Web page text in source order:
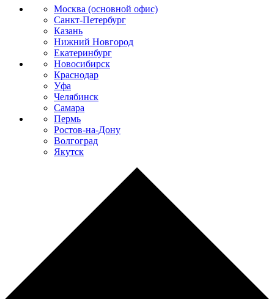
Москва (основной офис)
Санкт-Петербург
Казань
Нижний Новгород
Екатеринбург
Новосибирск
Краснодар
Уфа
Челябинск
Самара
Пермь
Ростов-на-Дону
Волгоград
Якутск